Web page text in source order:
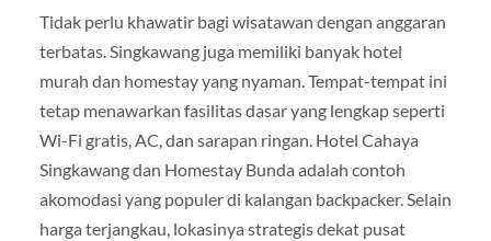
Tidak perlu khawatir bagi wisatawan dengan anggaran
terbatas. Singkawang juga memiliki banyak hotel
murah dan homestay yang nyaman. Tempat-tempat ini
tetap menawarkan fasilitas dasar yang lengkap seperti
Wi-Fi gratis, AC, dan sarapan ringan. Hotel Cahaya
Singkawang dan Homestay Bunda adalah contoh
akomodasi yang populer di kalangan backpacker. Selain
harga terjangkau, lokasinya strategis dekat pusat